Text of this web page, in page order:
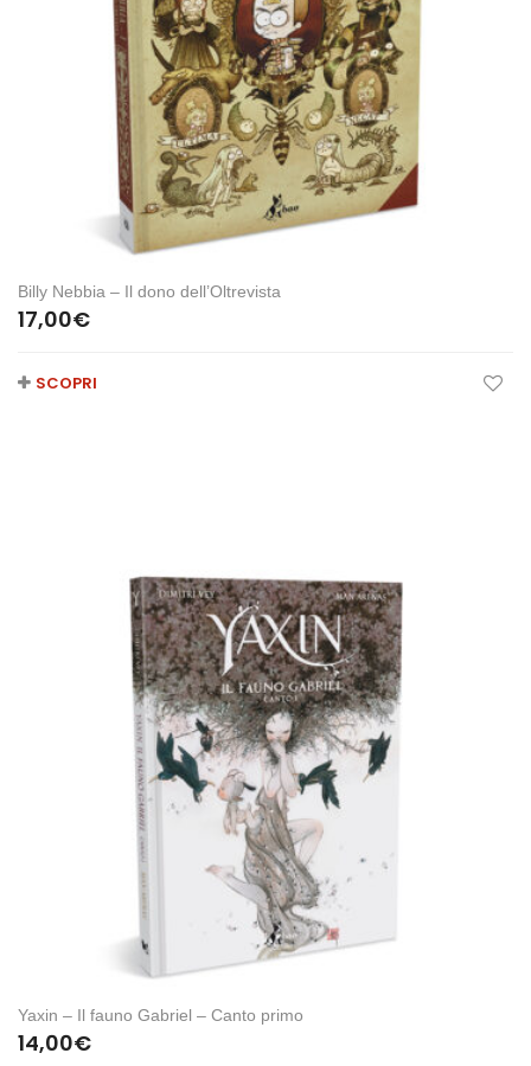
Billy Nebbia – Il dono dell’Oltrevista
17,00€
SCOPRI
Yaxin – Il fauno Gabriel – Canto primo
14,00€